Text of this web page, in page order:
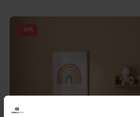
-30%